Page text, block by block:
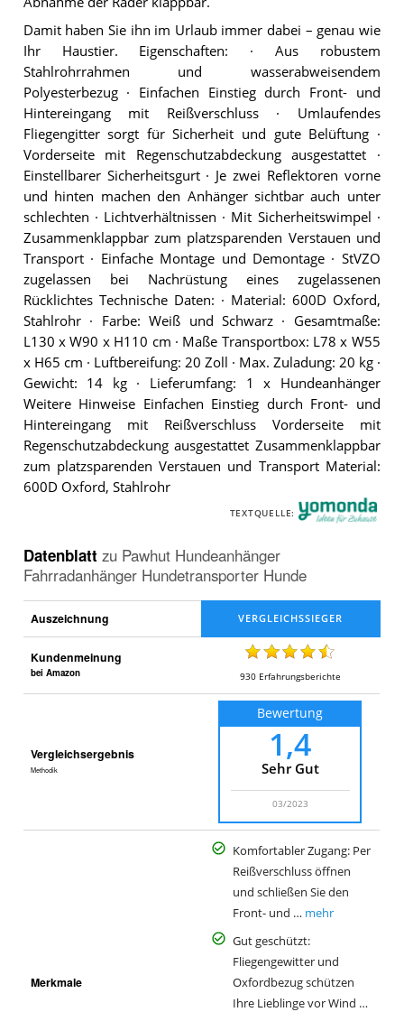
Damit haben Sie ihn im Urlaub immer dabei – genau wie
Ihr Haustier. Eigenschaften: · Aus robustem
Stahlrohrrahmen und wasserabweisendem
Polyesterbezug · Einfachen Einstieg durch Front- und
Hintereingang mit Reißverschluss · Umlaufendes
Fliegengitter sorgt für Sicherheit und gute Belüftung ·
Vorderseite mit Regenschutzabdeckung ausgestattet ·
Einstellbarer Sicherheitsgurt · Je zwei Reflektoren vorne
und hinten machen den Anhänger sichtbar auch unter
schlechten · Lichtverhältnissen · Mit Sicherheitswimpel ·
Zusammenklappbar zum platzsparenden Verstauen und
Transport · Einfache Montage und Demontage · StVZO
zugelassen bei Nachrüstung eines zugelassenen
Rücklichtes Technische Daten: · Material: 600D Oxford,
Stahlrohr · Farbe: Weiß und Schwarz · Gesamtmaße:
L130 x W90 x H110 cm · Maße Transportbox: L78 x W55
x H65 cm · Luftbereifung: 20 Zoll · Max. Zuladung: 20 kg ·
Gewicht: 14 kg · Lieferumfang: 1 x Hundeanhänger
Weitere Hinweise Einfachen Einstieg durch Front- und
Hintereingang mit Reißverschluss Vorderseite mit
Regenschutzabdeckung ausgestattet Zusammenklappbar
zum platzsparenden Verstauen und Transport Material:
600D Oxford, Stahlrohr
TEXTQUELLE:
Datenblatt zu Pawhut Hundeanhänger
Fahrradanhänger Hundetransporter Hunde
Auszeichnung
Kundenmeinung
bei Amazon 930 Erfahrungsberichte
Vergleichsergebnis
Methodik
Bewertung
1,4
Sehr Gut
03/2023
Merkmale
Komfortabler Zugang: Per
Reißverschluss öffnen
und schließen Sie den
Front- und … mehr
Gut geschützt:
Fliegengewitter und
Oxfordbezug schützen
Ihre Lieblinge vor Wind …